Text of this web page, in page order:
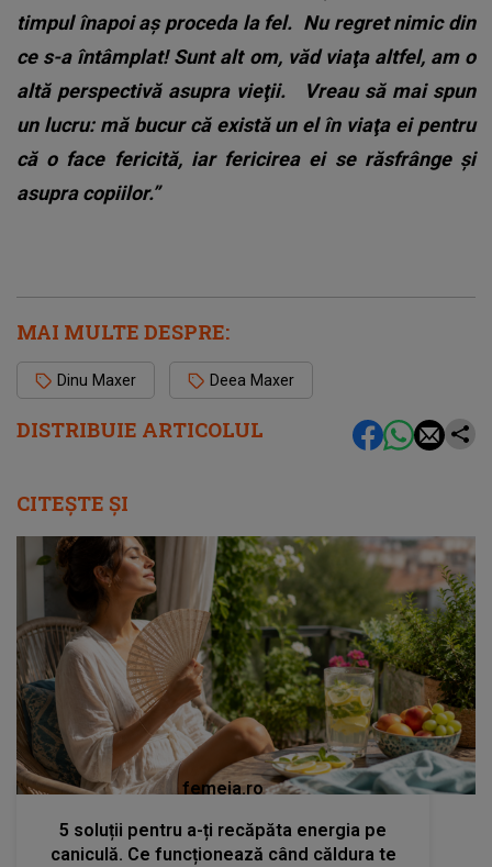
DISTRIBUIE ARTICOLUL
timpul înapoi aş proceda la fel. Nu regret nimic din
ce s-a întâmplat! Sunt alt om, văd viaţa altfel, am o
altă perspectivă asupra vieţii.
Vreau să mai spun
un lucru: mă bucur că există un el în viaţa ei pentru
că o face fericită, iar fericirea ei se răsfrânge şi
asupra copiilor.”
MAI MULTE DESPRE:
Dinu Maxer Deea Maxer
CITEȘTE ȘI
femeia.ro
5 soluții pentru a-ți recăpăta energia pe
caniculă. Ce funcționează când căldura te